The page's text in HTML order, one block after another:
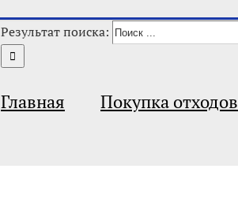
Результат поиска:
Главная Покупка отходов